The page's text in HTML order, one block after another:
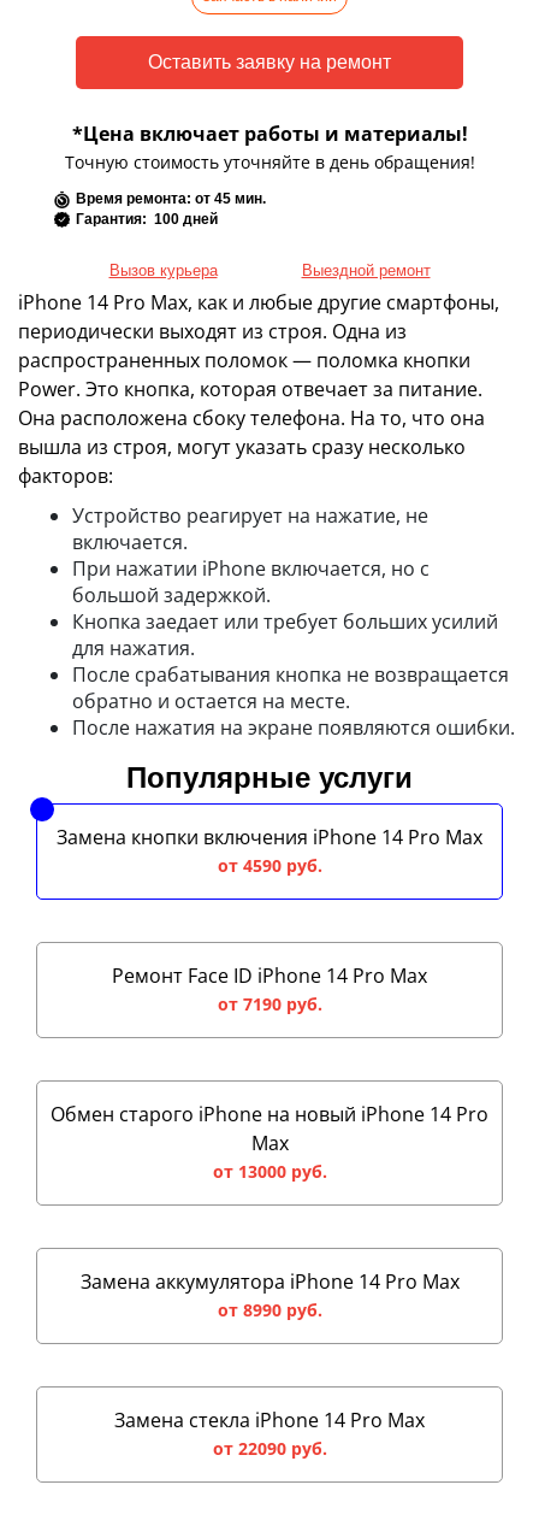
*Цена включает работы и материалы!
Точную стоимость уточняйте в день обращения!
Время ремонта: от 45 мин.
Гарантия: 100 дней
Вызов курьера Выездной ремонт
iPhone 14 Pro Max, как и любые другие смартфоны,
периодически выходят из строя. Одна из
распространенных поломок — поломка кнопки
Power. Это кнопка, которая отвечает за питание.
Она расположена сбоку телефона. На то, что она
вышла из строя, могут указать сразу несколько
факторов:
Устройство реагирует на нажатие, не
включается.
При нажатии iPhone включается, но с
большой задержкой.
Кнопка заедает или требует больших усилий
для нажатия.
После срабатывания кнопка не возвращается
обратно и остается на месте.
После нажатия на экране появляются ошибки.
Популярные услуги
Замена кнопки включения iPhone 14 Pro Max
от 4590 руб.
Ремонт Face ID iPhone 14 Pro Max
от 7190 руб.
Обмен старого iPhone на новый iPhone 14 Pro
Max
от 13000 руб.
Замена аккумулятора iPhone 14 Pro Max
от 8990 руб.
Замена стекла iPhone 14 Pro Max
от 22090 руб.